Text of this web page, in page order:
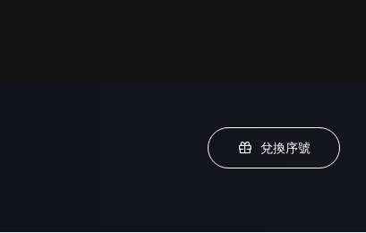
兌換序號